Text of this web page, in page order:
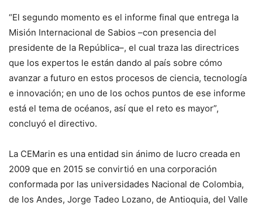
“El segundo momento es el informe final que entrega la
Misión Internacional de Sabios –con presencia del
presidente de la República–, el cual traza las directrices
que los expertos le están dando al país sobre cómo
avanzar a futuro en estos procesos de ciencia, tecnología
e innovación; en uno de los ochos puntos de ese informe
está el tema de océanos, así que el reto es mayor”,
concluyó el directivo.
La CEMarin es una entidad sin ánimo de lucro creada en
2009 que en 2015 se convirtió en una corporación
conformada por las universidades Nacional de Colombia,
de los Andes, Jorge Tadeo Lozano, de Antioquia, del Valle